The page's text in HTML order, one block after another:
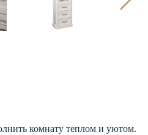
комнату теплом и уютом.